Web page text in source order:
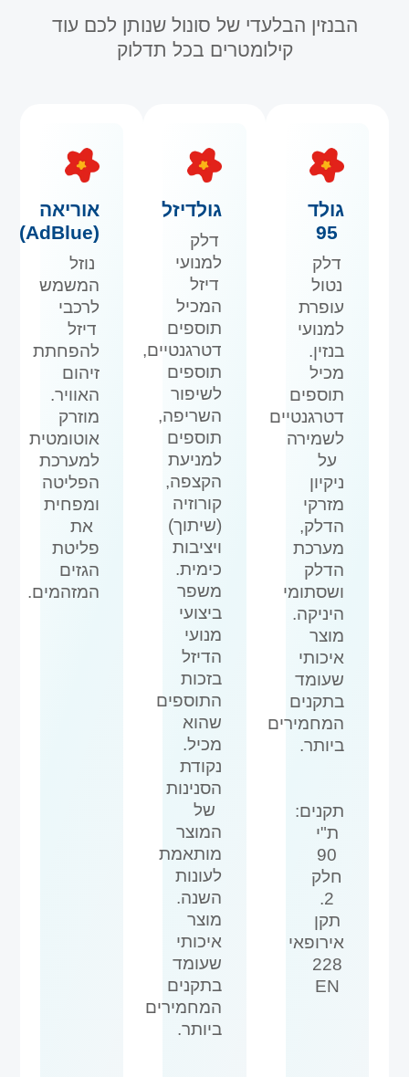
הבנזין הבלעדי של סונול שנותן לכם עוד
קילומטרים בכל תדלוק
גולד
95
דלק
נטול
עופרת
למנועי
בנזין.
מכיל
תוספים
דטרגנטיים
לשמירה
על
ניקיון
מזרקי
הדלק,
מערכת
הדלק
ושסתומי
היניקה.
מוצר
איכותי
שעומד
בתקנים
המחמירים
ביותר.
תקנים:
ת"י
90
חלק
2.
תקן
אירופאי
228
EN
גולדיזל
דלק
למנועי
דיזל
המכיל
תוספים
דטרגנטיים,
תוספים
לשיפור
השריפה,
תוספים
למניעת
הקצפה,
קורוזיה
(שיתוך)
ויציבות
כימית.
משפר
ביצועי
מנועי
הדיזל
בזכות
התוספים
שהוא
מכיל.
נקודת
הסנינות
של
המוצר
מותאמת
לעונות
השנה.
מוצר
איכותי
שעומד
בתקנים
המחמירים
ביותר.
אוריאה
(AdBlue)
נוזל
המשמש
לרכבי
דיזל
להפחתת
זיהום
האוויר.
מוזרק
אוטומטית
למערכת
הפליטה
ומפחית
את
פליטת
הגזים
המזהמים.